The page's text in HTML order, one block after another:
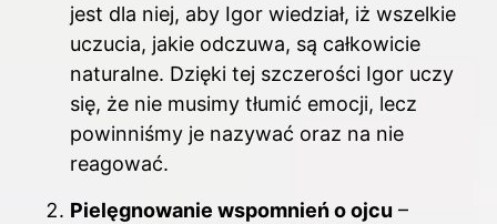
jest dla niej, aby Igor wiedział, iż wszelkie
uczucia, jakie odczuwa, są całkowicie
naturalne. Dzięki tej szczerości Igor uczy
się, że nie musimy tłumić emocji, lecz
powinniśmy je nazywać oraz na nie
reagować.
Pielęgnowanie wspomnień o ojcu –